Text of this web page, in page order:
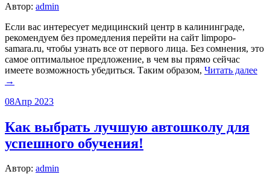
Автор: admin
Если вас интересует медицинский центр в калининграде,
рекомендуем без промедления перейти на сайт limpopo-
samara.ru, чтобы узнать все от первого лица. Без сомнения, это
самое оптимальное предложение, в чем вы прямо сейчас
имеете возможность убедиться. Таким образом, Читать далее
→
08Апр 2023
Как выбрать лучшую автошколу для
успешного обучения!
Автор: admin